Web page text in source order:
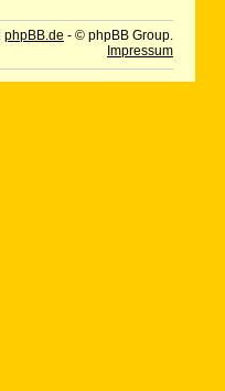
phpBB.de - © phpBB Group.
Impressum